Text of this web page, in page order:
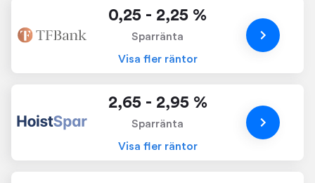
0,25 - 2,25 %
Sparränta
Visa fler räntor
2,65 - 2,95 %
Sparränta
Visa fler räntor